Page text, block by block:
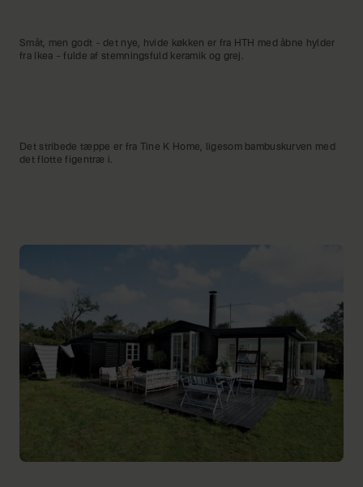
Småt, men godt – det nye, hvide køkken er fra HTH med åbne hylder
fra Ikea – fulde af stemningsfuld keramik og grej.
Det stribede tæppe er fra Tine K Home, ligesom bambuskurven med
det flotte figentræ i.